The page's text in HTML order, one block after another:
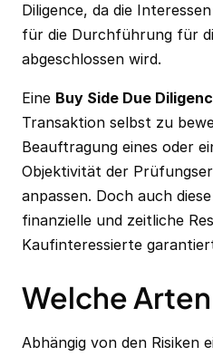
Diligence, da die
für die Durchführung für
abgeschlossen wird.
Eine Buy Side Due
Transaktion selbst zu
Beauftragung eines oder
Objektivität der
anpassen. Doch auch
finanzielle und zeitliche
Kaufinteressierte
‍Welche
‍Abhängig von den Risiken